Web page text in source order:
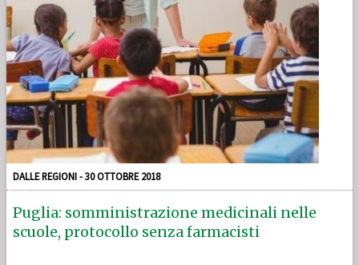
DALLE REGIONI - 30 OTTOBRE 2018
Puglia: somministrazione medicinali nelle
scuole, protocollo senza farmacisti